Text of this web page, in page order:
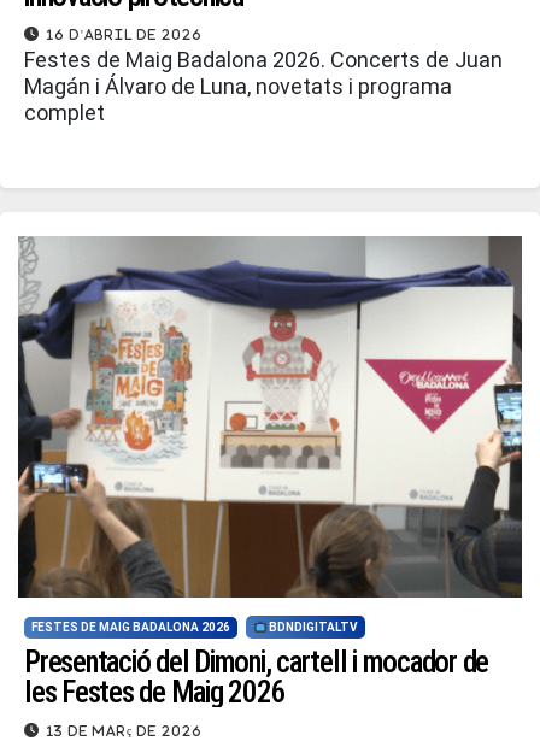
16 d'abril de 2026
Festes de Maig Badalona 2026. Concerts de Juan
Magán i Álvaro de Luna, novetats i programa
complet
FESTES DE MAIG BADALONA 2026 BDNDIGITALTV
Presentació del Dimoni, cartell i mocador de
les Festes de Maig 2026
13 de març de 2026